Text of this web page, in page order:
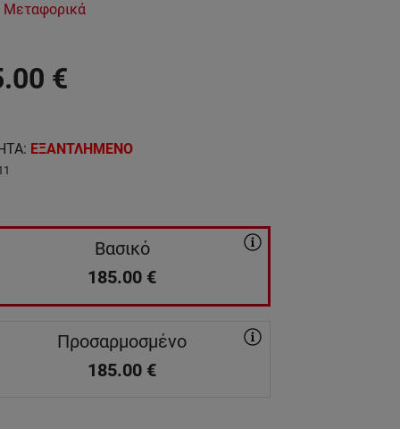
€
: ΕΞΑΝΤΛΗΜΕΝΟ
Βασικό
185.00 €
Προσαρμοσμένο
185.00 €